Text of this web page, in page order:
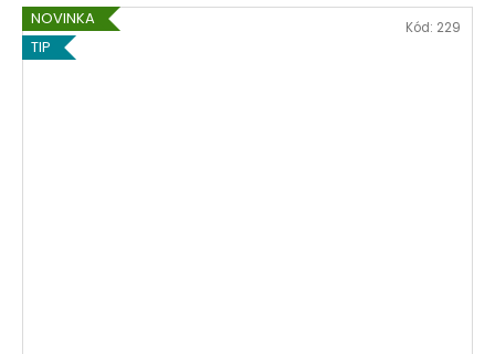
NOVINKA
TIP
Kód: 229